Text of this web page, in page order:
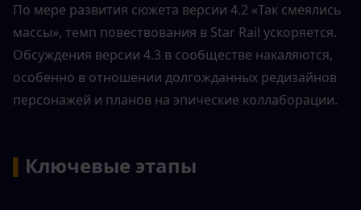
По мере развития сюжета версии 4.2 «Так смеялись
массы», темп повествования в Star Rail ускоряется.
Обсуждения версии 4.3 в сообществе накаляются,
особенно в отношении долгожданных редизайнов
персонажей и планов на эпические коллаборации.
Ключевые этапы